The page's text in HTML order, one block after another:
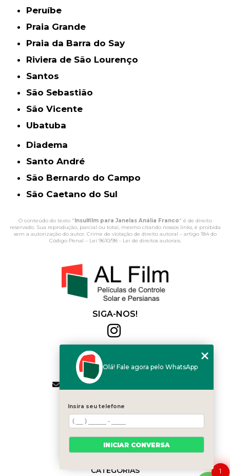
Peruíbe
Praia Grande
Praia da Barra do Say
Riviera de São Lourenço
Santos
São Sebastião
São Vicente
Ubatuba
Diadema
Santo André
São Bernardo do Campo
São Caetano do Sul
O conteúdo do texto " Insulfilm para Janelas Anália Franco" é de direito
reservado. Sua reprodução, parcial ou total, mesmo citando nossos links, é proibida
sem a autorização do autor. Crime de violação de direito autoral – artigo 184 do
Código Penal – Lei 9610/98 - Lei de direitos autorais.
SIGA-NOS!
(11) 2564-4684
(11) 94168-2041
contato.vendas@alfilm.com.br
MENU
HOME
QUEM SOMOS
SERVIÇOS
BLOG
CATEGORIAS
1
Olá! Fale agora pelo WhatsApp
Insira seu telefone
INICIAR CONVERSA